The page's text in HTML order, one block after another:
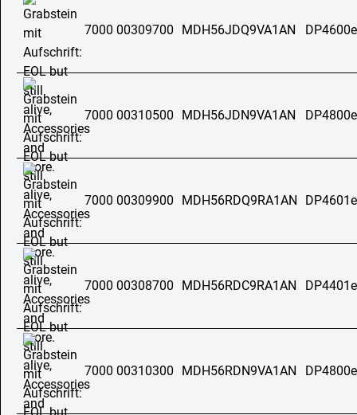
7000 00309700 MDH56JDQ9VA1AN
7000 00310500 MDH56JDN9VA1AN
7000 00309900 MDH56RDQ9RA1AN
7000 00308700 MDH56RDC9RA1AN
7000 00310300 MDH56RDN9VA1AN